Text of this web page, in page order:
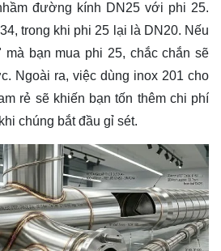
đường kính DN25 với phi 25.
trong khi phi 25 lại là DN20. Nếu
bạn mua phi 25, chắc chắn sẽ
Ngoài ra, việc dùng inox 201 cho
rẻ sẽ khiến bạn tốn thêm chi phí
chúng bắt đầu gỉ sét.